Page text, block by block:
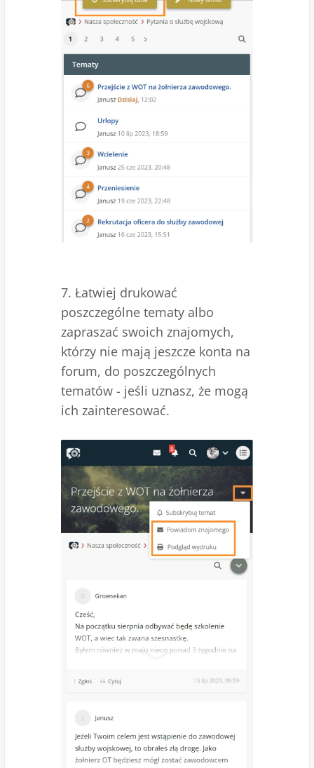
7. Łatwiej drukować
poszczególne tematy albo
zapraszać swoich znajomych,
którzy nie mają jeszcze konta na
forum, do poszczególnych
tematów - jeśli uznasz, że mogą
ich zainteresować.